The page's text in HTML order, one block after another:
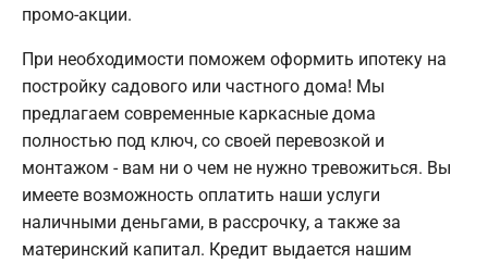
промо-акции.
При необходимости поможем оформить ипотеку на
постройку садового или частного дома! Мы
предлагаем современные каркасные дома
полностью под ключ, со своей перевозкой и
монтажом - вам ни о чем не нужно тревожиться. Вы
имеете возможность оплатить наши услуги
наличными деньгами, в рассрочку, а также за
материнский капитал. Кредит выдается нашим